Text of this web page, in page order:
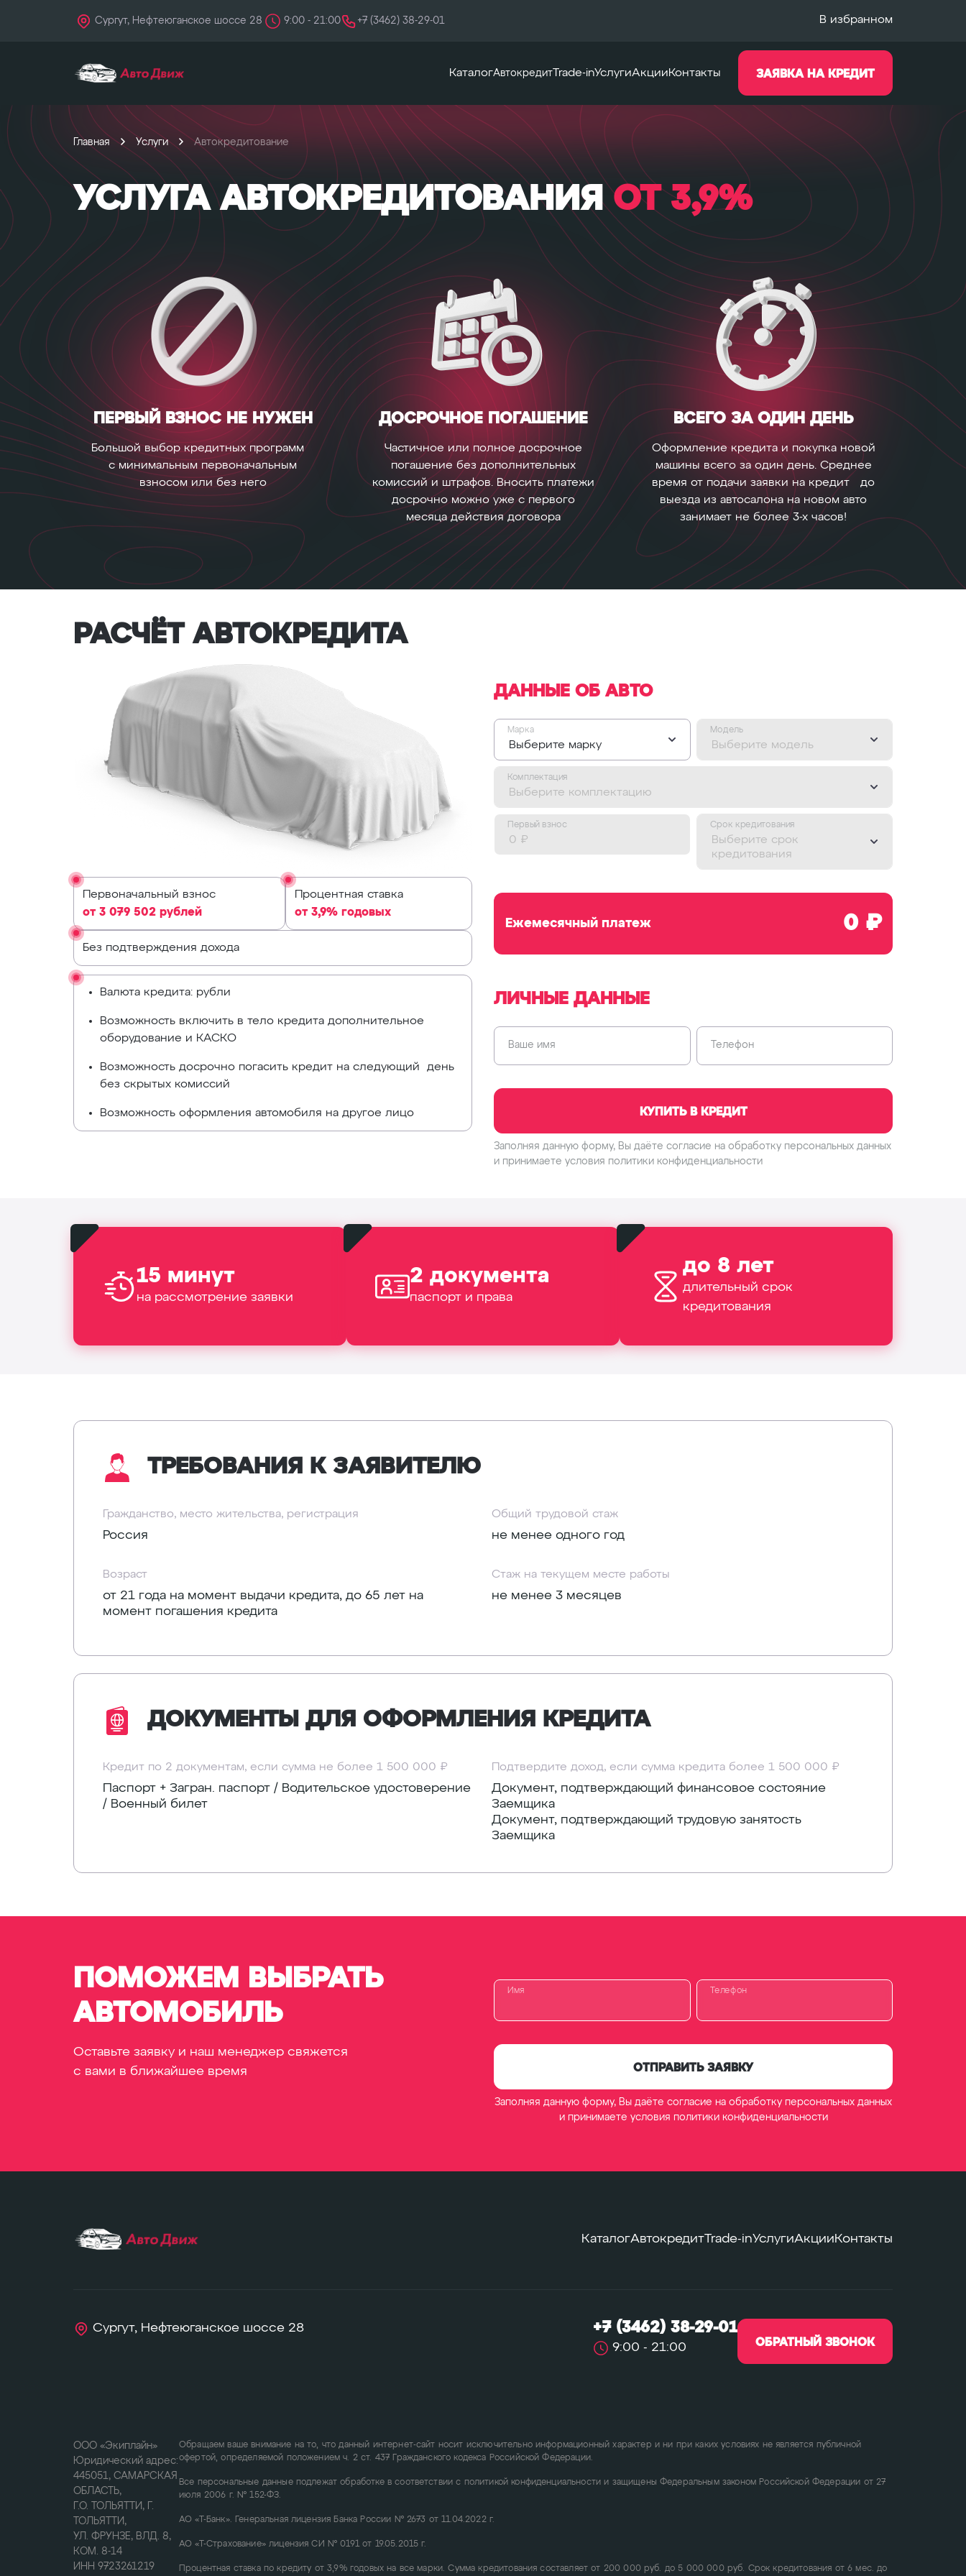
Сургут, Нефтеюганское шоссе 28 9:00 - 21:00 +7 (3462) 38-29-01 В избранном
КаталогАвтокредитTrade-inУслугиАкцииКонтакты ЗАЯВКА НА КРЕДИТ
Главная Услуги Автокредитование
УСЛУГА АВТО­КРЕДИТОВАНИЯОТ 3,9%
ПЕРВЫЙ ВЗНОС НЕ НУЖЕН
Большой выбор кредитных программ
с минимальным первоначальным
взносом или без него
ДОСРОЧНОЕ ПОГАШЕНИЕ
Частичное или полное досрочное
погашение без дополнительных
комиссий и штрафов. Вносить платежи
досрочно можно уже с первого
месяца действия договора
ВСЕГО ЗА ОДИН ДЕНЬ
Оформление кредита и покупка новой
машины всего за один день. Среднее
время от подачи заявки на кредит до
выезда из автосалона на новом авто
занимает не более 3-х часов!
РАСЧЁТ АВТОКРЕДИТА
Первоначальный взнос
от 3 079 502 рублей
Процентная ставка
от 3,9% годовых
Без подтверждения дохода
Валюта кредита: рубли
Возможность включить в тело кредита дополнительное
оборудование и КАСКО
Возможность досрочно погасить кредит на следующий день
без скрытых комиссий
Возможность оформления автомобиля на другое лицо
ДАННЫЕ ОБ АВТО
Выберите марку
Марка
Выберите модель
Модель
Выберите комплектацию
Комплектация
Первый взнос
Выберите срок
кредитования
Срок кредитования
Ежемесячный платеж 0 ₽
ЛИЧНЫЕ ДАННЫЕ
Ваше имя Телефон
КУПИТЬ В КРЕДИТ
Заполняя данную форму, Вы даёте согласие на обработку персональных данных
и принимаете условия политики конфиденциальности
15 минут
на рассмотрение заявки
2 документа
паспорт и права
до 8 лет
длительный срок
кредитования
ТРЕБОВАНИЯ К ЗАЯВИТЕЛЮ
Гражданство, место жительства, регистрация
Россия
Общий трудовой стаж
не менее одного год
Возраст
от 21 года на момент выдачи кредита, до 65 лет на
момент погашения кредита
Стаж на текущем месте работы
не менее 3 месяцев
ДОКУМЕНТЫ ДЛЯ ОФОРМЛЕНИЯ КРЕДИТА
Кредит по 2 документам, если сумма не более 1 500 000 ₽
Паспорт + Загран. паспорт / Водительское удостоверение
/ Военный билет
Подтвердите доход, если сумма кредита более 1 500 000 ₽
Документ, подтверждающий финансовое состояние
Заемщика
Документ, подтверждающий трудовую занятость
Заемщика
ПОМОЖЕМ ВЫБРАТЬ
АВТОМОБИЛЬ
Оставьте заявку и наш менеджер свяжется
с вами в ближайшее время
Имя Телефон
ОТПРАВИТЬ ЗАЯВКУ
Заполняя данную форму, Вы даёте согласие на обработку персональных данных
и принимаете условия политики конфиденциальности
КаталогАвтокредитTrade-inУслугиАкцииКонтакты
Сургут, Нефтеюганское шоссе 28 +7 (3462) 38-29-01
9:00 - 21:00 ОБРАТНЫЙ ЗВОНОК
ООО «Экиплайн»
Юридический адрес:
445051, САМАРСКАЯ
ОБЛАСТЬ,
Г.О. ТОЛЬЯТТИ, Г.
ТОЛЬЯТТИ,
УЛ. ФРУНЗЕ, ВЛД. 8,
КОМ. 8-14
ИНН 9723261219
Обращаем ваше внимание на то, что данный интернет-сайт носит исключительно информационный характер и ни при каких условиях не является публичной
офертой, определяемой положением ч. 2 ст. 437 Гражданского кодекса Российской Федерации.
Все персональные данные подлежат обработке в соответствии с политикой конфиденциальности и защищены Федеральным законом Российской Федерации от 27
июля 2006 г. № 152-ФЗ.
АО «Т-Банк». Генеральная лицензия Банка России № 2673 от 11.04.2022 г.
АО «Т-Страхование» лицензия СИ № 0191 от 19.05.2015 г.
Процентная ставка по кредиту от 3,9% годовых на все марки. Сумма кредитования составляет от 200 000 руб. до 5 000 000 руб. Срок кредитования от 6 мес. до